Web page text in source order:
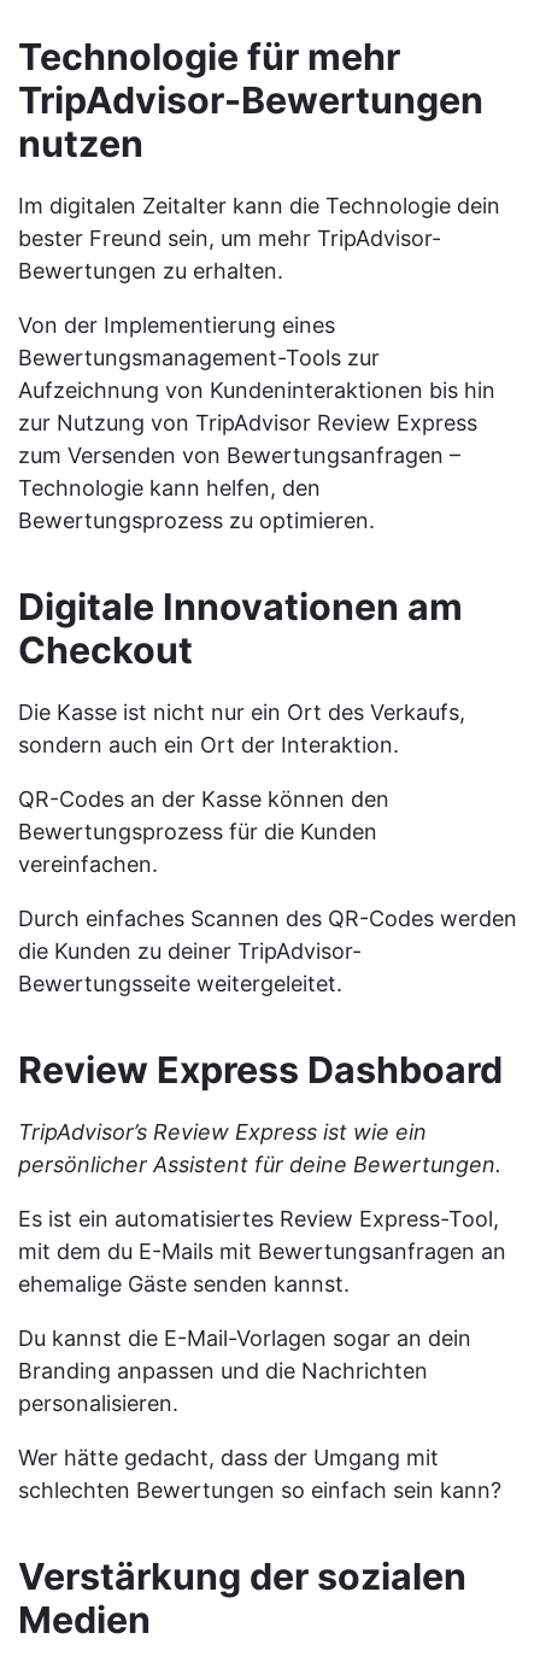
Technologie für mehr
TripAdvisor-Bewertungen
nutzen
Im digitalen Zeitalter kann die Technologie dein
bester Freund sein, um mehr TripAdvisor-
Bewertungen zu erhalten.
Von der Implementierung eines
Bewertungsmanagement-Tools zur
Aufzeichnung von Kundeninteraktionen bis hin
zur Nutzung von TripAdvisor Review Express
zum Versenden von Bewertungsanfragen –
Technologie kann helfen, den
Bewertungsprozess zu optimieren.
Digitale Innovationen am
Checkout
Die Kasse ist nicht nur ein Ort des Verkaufs,
sondern auch ein Ort der Interaktion.
QR-Codes an der Kasse können den
Bewertungsprozess für die Kunden
vereinfachen.
Durch einfaches Scannen des QR-Codes werden
die Kunden zu deiner TripAdvisor-
Bewertungsseite weitergeleitet.
Review Express Dashboard
TripAdvisor’s Review Express ist wie ein
persönlicher Assistent für deine Bewertungen.
Es ist ein automatisiertes Review Express-Tool,
mit dem du E-Mails mit Bewertungsanfragen an
ehemalige Gäste senden kannst.
Du kannst die E-Mail-Vorlagen sogar an dein
Branding anpassen und die Nachrichten
personalisieren.
Wer hätte gedacht, dass der Umgang mit
schlechten Bewertungen so einfach sein kann?
Verstärkung der sozialen
Medien